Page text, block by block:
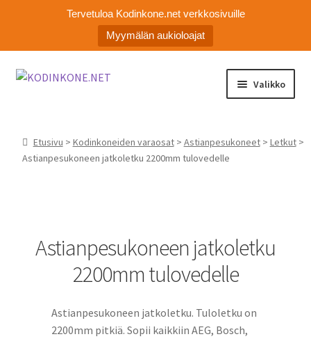
Tervetuloa Kodinkone.net verkkosivuille
Myymälän aukioloajat
Siirry
Siirry
Valikko
tason
Ota yhteyttä
Etusivu > Kodinkoneiden varaosat> Astianpesukoneet> Letkut>
Astianpesukoneen jatkoletku 2200mm tulovedelle
Astianpesukoneen jatkoletku
2200mm tulovedelle
Astianpesukoneen jatkoletku. Tuloletku on
2200mm pitkiä. Sopii kaikkiin AEG, Bosch,